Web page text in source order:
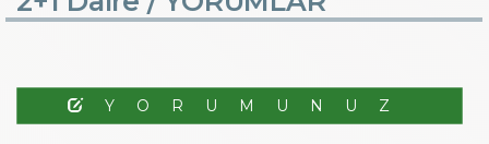
YORUMUNUZ